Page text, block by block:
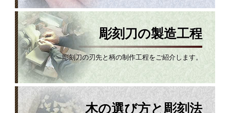
彫刻刀の製造工程
彫刻刀の刃先と柄の制作工程をご紹介します。
木の選び方と彫刻法